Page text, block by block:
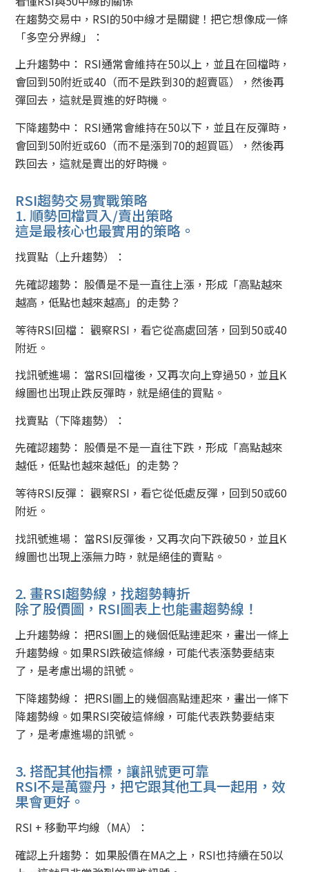
在趨勢交易中，RSI的50中線才是關鍵！把它想像成一條
「多空分界線」：
上升趨勢中： RSI通常會維持在50以上，並且在回檔時，
會回到50附近或40（而不是跌到30的超賣區），然後再
彈回去，這就是買進的好時機。
下降趨勢中： RSI通常會維持在50以下，並且在反彈時，
會回到50附近或60（而不是漲到70的超買區），然後再
跌回去，這就是賣出的好時機。
RSI趨勢交易實戰策略
1. 順勢回檔買入/賣出策略
這是最核心也最實用的策略。
找買點（上升趨勢）：
先確認趨勢： 股價是不是一直往上漲，形成「高點越來
越高，低點也越來越高」的走勢？
等待RSI回檔： 觀察RSI，看它從高處回落，回到50或40
附近。
找訊號進場： 當RSI回檔後，又再次向上穿過50，並且K
線圖也出現止跌反彈時，就是絕佳的買點。
找賣點（下降趨勢）：
先確認趨勢： 股價是不是一直往下跌，形成「高點越來
越低，低點也越來越低」的走勢？
等待RSI反彈： 觀察RSI，看它從低處反彈，回到50或60
附近。
找訊號進場： 當RSI反彈後，又再次向下跌破50，並且K
線圖也出現上漲無力時，就是絕佳的賣點。
2. 畫RSI趨勢線，找趨勢轉折
除了股價圖，RSI圖表上也能畫趨勢線！
上升趨勢線： 把RSI圖上的幾個低點連起來，畫出一條上
升趨勢線。如果RSI跌破這條線，可能代表漲勢要結束
了，是考慮出場的訊號。
下降趨勢線： 把RSI圖上的幾個高點連起來，畫出一條下
降趨勢線。如果RSI突破這條線，可能代表跌勢要結束
了，是考慮進場的訊號。
3. 搭配其他指標，讓訊號更可靠
RSI不是萬靈丹，把它跟其他工具一起用，效
果會更好。
RSI + 移動平均線（MA）：
確認上升趨勢： 如果股價在MA之上，RSI也持續在50以